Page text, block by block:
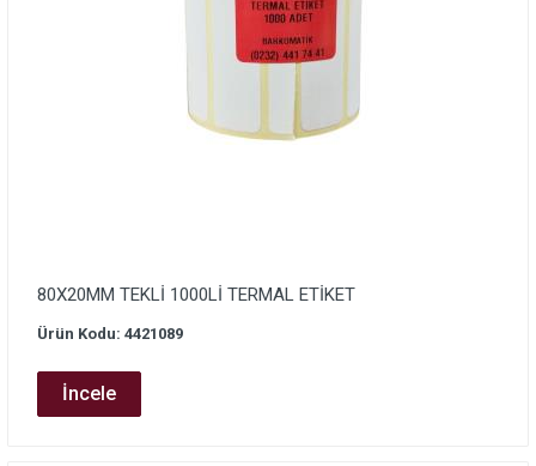
80X20MM TEKLİ 1000Lİ TERMAL ETİKET
Ürün Kodu: 4421089
İncele